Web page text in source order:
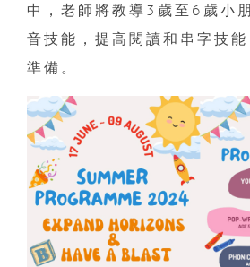
中，老師將教導3歲至6歲小
音技能，提高閱讀和串字技
準備。